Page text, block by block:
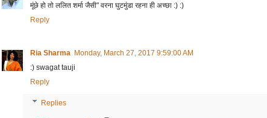
मूंछे हो तो ललित शर्मा जैसी" वरना घुटमुंडा रहना ही अच्छा :) :)
Reply
Ria Sharma Monday, March 27, 2017 9:59:00 AM
:) swagat tauji
Reply
Replies